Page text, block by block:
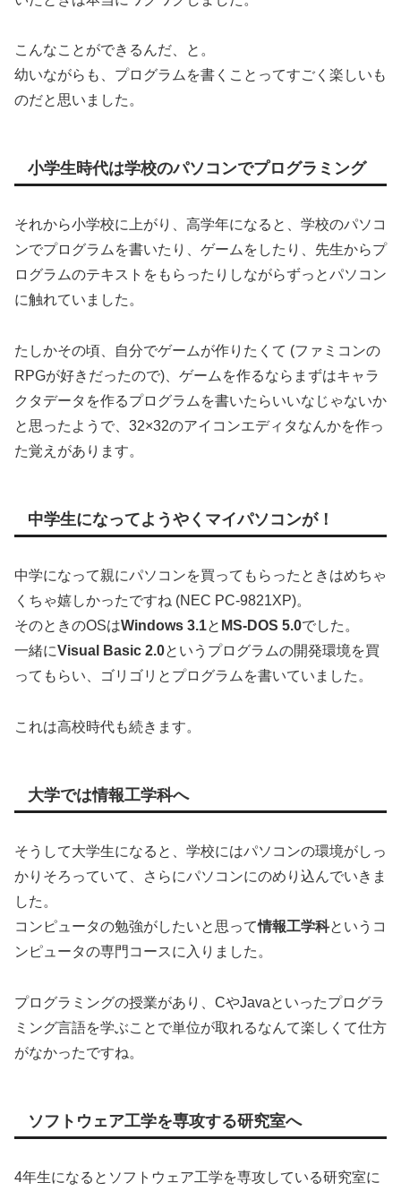
こんなことができるんだ、と。
幼いながらも、プログラムを書くことってすごく楽しいも
のだと思いました。
小学生時代は学校のパソコンでプログラミング
それから小学校に上がり、高学年になると、学校のパソコ
ンでプログラムを書いたり、ゲームをしたり、先生からプ
ログラムのテキストをもらったりしながらずっとパソコン
に触れていました。
たしかその頃、自分でゲームが作りたくて (ファミコンの
RPGが好きだったので)、ゲームを作るならまずはキャラ
クタデータを作るプログラムを書いたらいいなじゃないか
と思ったようで、32×32のアイコンエディタなんかを作っ
た覚えがあります。
中学生になってようやくマイパソコンが！
中学になって親にパソコンを買ってもらったときはめちゃ
くちゃ嬉しかったですね (NEC PC-9821XP)。
そのときのOSはWindows 3.1と MS-DOS 5.0でした。
一緒にVisual Basic 2.0というプログラムの開発環境を買
ってもらい、ゴリゴリとプログラムを書いていました。
これは高校時代も続きます。
大学では情報工学科へ
そうして大学生になると、学校にはパソコンの環境がしっ
かりそろっていて、さらにパソコンにのめり込んでいきま
した。
コンピュータの勉強がしたいと思って情報工学科というコ
ンピュータの専門コースに入りました。
プログラミングの授業があり、CやJavaといったプログラ
ミング言語を学ぶことで単位が取れるなんて楽しくて仕方
がなかったですね。
ソフトウェア工学を専攻する研究室へ
4年生になるとソフトウェア工学を専攻している研究室に